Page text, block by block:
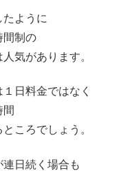
たように
間制の
気があります。
日料金ではなく
間
ころでしょう。
日続く場合も